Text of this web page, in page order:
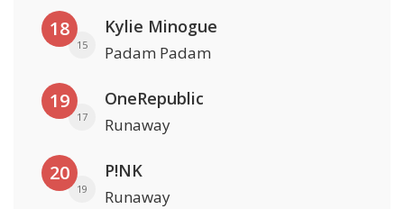
18
15
Kylie Minogue
Padam Padam
19
17
OneRepublic
Runaway
20
19
P!NK
Runaway